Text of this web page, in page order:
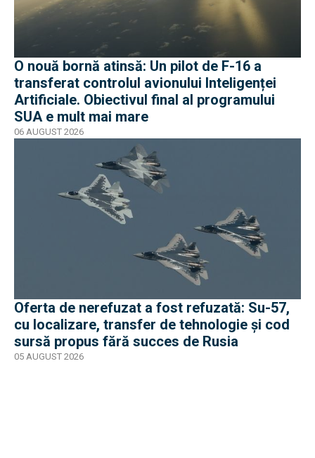
O nouă bornă atinsă: Un pilot de F-16 a
transferat controlul avionului Inteligenței
Artificiale. Obiectivul final al programului
SUA e mult mai mare
06 AUGUST 2026
Oferta de nerefuzat a fost refuzată: Su-57,
cu localizare, transfer de tehnologie și cod
sursă propus fără succes de Rusia
05 AUGUST 2026